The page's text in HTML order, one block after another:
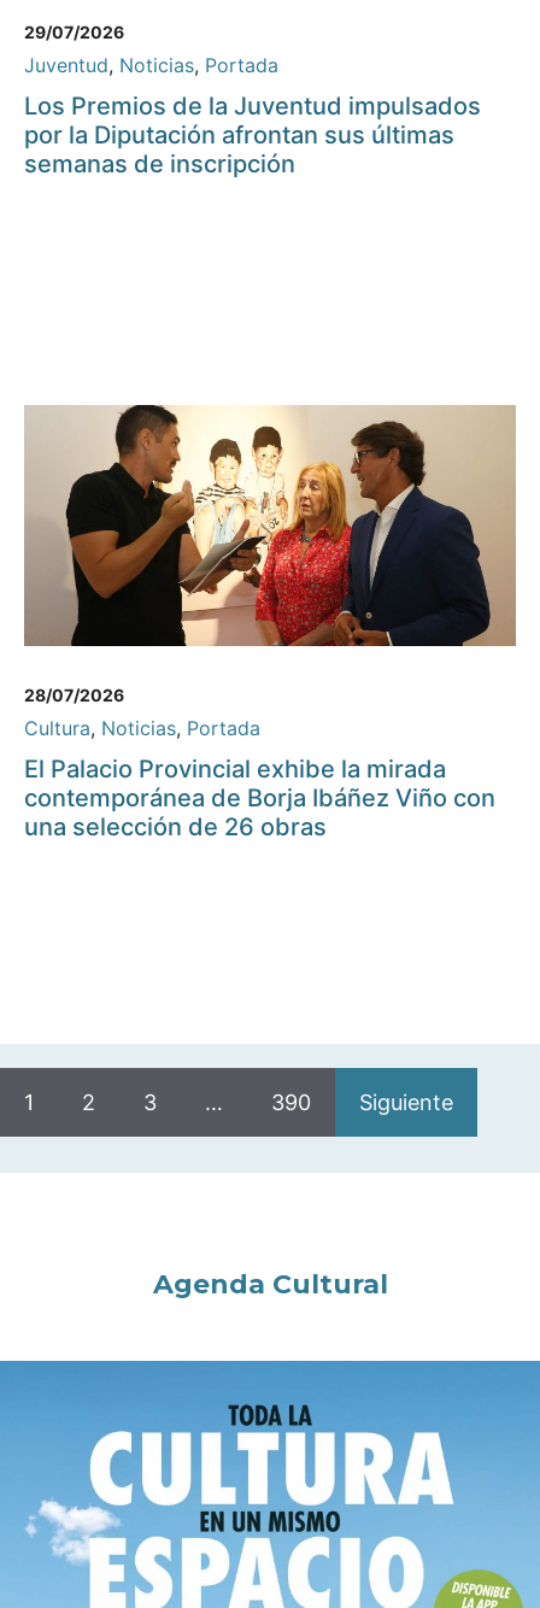
29/07/2026
Juventud, Noticias, Portada
Los Premios de la Juventud impulsados
por la Diputación afrontan sus últimas
semanas de inscripción
28/07/2026
Cultura, Noticias, Portada
El Palacio Provincial exhibe la mirada
contemporánea de Borja Ibáñez Viño con
una selección de 26 obras
1 2 3 … 390 Siguiente
Agenda Cultural